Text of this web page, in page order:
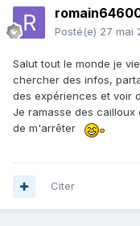
Posté(e) 27 mai
Salut tout le monde je
chercher des infos,
des expériences et voir
Je ramasse des
de m'arrêter
Citer